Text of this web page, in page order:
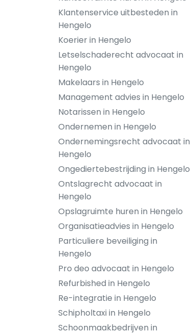
Klantenservice uitbesteden in
Hengelo
Koerier in Hengelo
Letselschaderecht advocaat in
Hengelo
Makelaars in Hengelo
Management advies in Hengelo
Notarissen in Hengelo
Ondernemen in Hengelo
Ondernemingsrecht advocaat in
Hengelo
Ongediertebestrijding in Hengelo
Ontslagrecht advocaat in
Hengelo
Opslagruimte huren in Hengelo
Organisatieadvies in Hengelo
Particuliere beveiliging in
Hengelo
Pro deo advocaat in Hengelo
Refurbished in Hengelo
Re-integratie in Hengelo
Schipholtaxi in Hengelo
Schoonmaakbedrijven in